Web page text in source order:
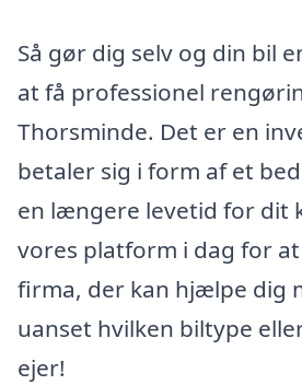
Så gør dig selv og din bil
at få professionel
Thorsminde. Det er en
betaler sig i form af et
en længere levetid for dit
vores platform i dag for
firma, der kan hjælpe dig
uanset hvilken biltype
ejer!